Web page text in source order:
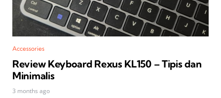
Accessories
Review Keyboard Rexus KL150 – Tipis dan
Minimalis
3 months ago